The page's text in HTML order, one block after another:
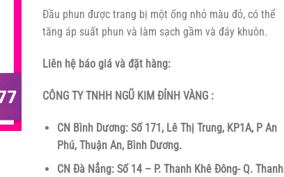
Đầu phun được trang bị một ống nhỏ màu đỏ, có thể
tăng áp suất phun và làm sạch gầm và đáy khuôn.
Liên hệ báo giá và đặt hàng:
CÔNG TY TNHH NGŨ KIM ĐỈNH VÀNG :
CN Bình Dương: Số 171, Lê Thị Trung, KP1A, P An
Phú, Thuận An, Bình Dương.
CN Đà Nẳng: Số 14 – P. Thanh Khê Đông- Q. Thanh